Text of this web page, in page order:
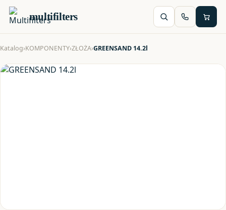
multifilters
Katalog›KOMPONENTY›ZŁOŻA›GREENSAND 14.2l